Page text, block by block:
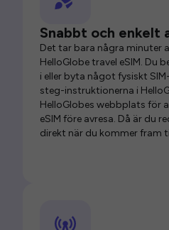
Snabbt och enkelt
Det tar bara några minuter
HelloGlobe travel eSIM. Du
i eller byta något fysiskt
steg-instruktionerna i
HelloGlobes webbplats för
eSIM före avresa. Då är du
direkt när du kommer fram